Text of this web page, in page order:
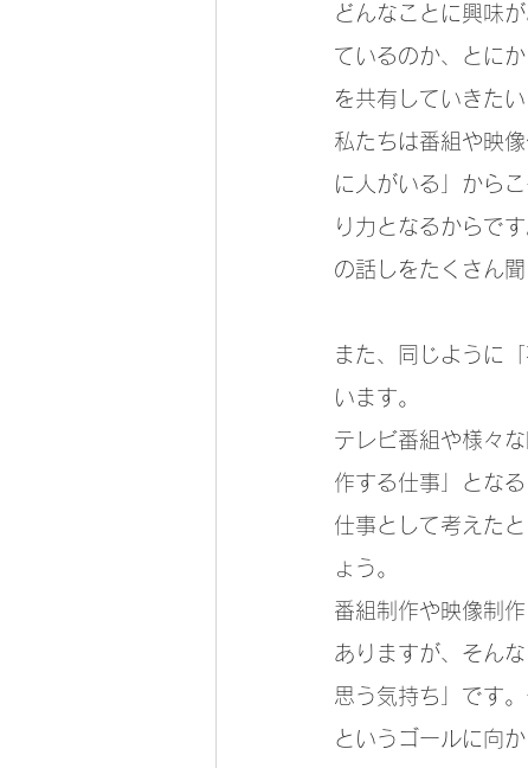
どんなことに興味
ているのか、とに
を共有していきた
私たちは番組や映
に人がいる」から
り力となるからで
の話しをたくさん
また、同じように
います。
テレビ番組や様々
作する仕事」とな
仕事として考えた
ょう。
番組制作や映像制
ありますが、そん
思う気持ち」です
というゴールに向